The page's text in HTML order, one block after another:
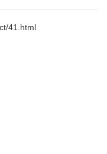
41.html